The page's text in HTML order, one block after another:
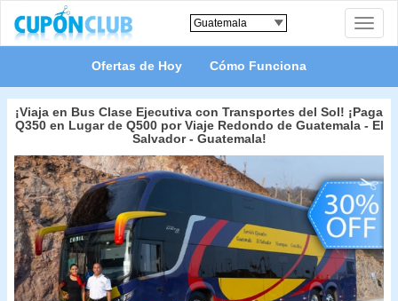
Toggle
Ofertas de Hoy Cómo Funciona
¡Viaja en Bus Clase Ejecutiva con Transportes del Sol! ¡Paga
Q350 en Lugar de Q500 por Viaje Redondo de Guatemala - El
Salvador - Guatemala!